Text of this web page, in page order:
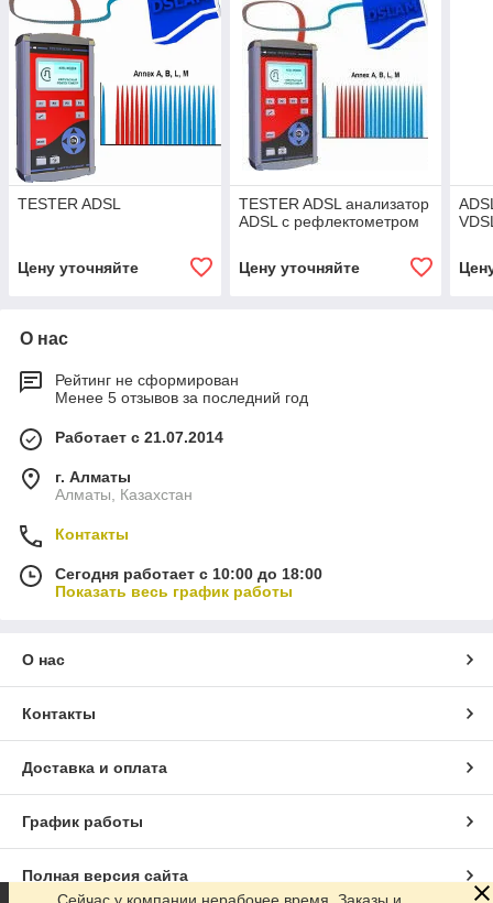
TESTER ADSL
Цену уточняйте
ТESTER ADSL анализатор
ADSL с рефлектометром
Цену уточняйте
О нас
Рейтинг не сформирован
Менее 5 отзывов за последний год
Работает с 21.07.2014
г. Алматы
Алматы, Казахстан
Контакты
Сегодня работает с 10:00 до 18:00
Показать весь график работы
О нас
Контакты
Доставка и оплата
График работы
Полная версия сайта